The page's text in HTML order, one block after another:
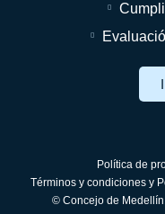
Política de
Términos y condiciones y
© Concejo de